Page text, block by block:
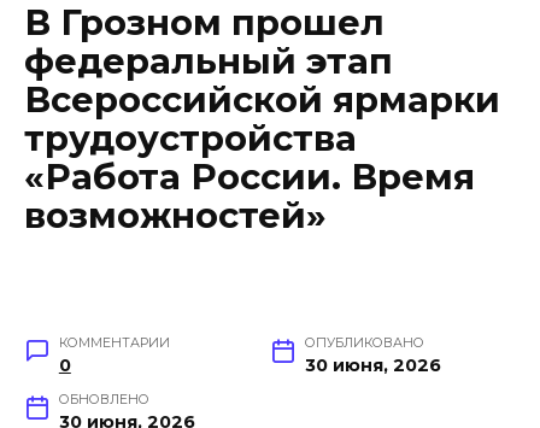
В Грозном прошел
федеральный этап
Всероссийской ярмарки
трудоустройства
«Работа России. Время
возможностей»
КОММЕНТАРИИ
0
ОПУБЛИКОВАНО
30 июня, 2026
ОБНОВЛЕНО
30 июня, 2026